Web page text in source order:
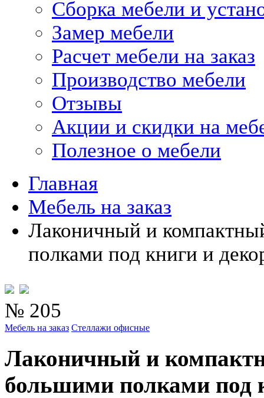
Сборка мебели и
Замер мебели
Расчет мебели на заказ
Производство мебели
Отзывы
Акции и скидки на
Полезное о мебели
Главная
Мебель на заказ
Лаконичный и
полками под книги и
№ 205
Мебель на заказ Стеллажи офисные
Лаконичный и
большими полками под